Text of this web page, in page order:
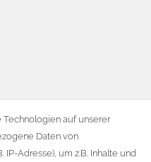
auf unserer
Daten von
IP-Adresse), um z.B. Inhalte und